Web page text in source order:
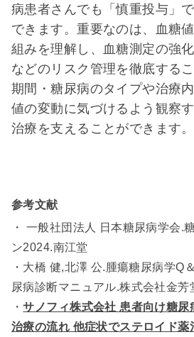
病患者さんでも「慎重投与」
できます。重要なのは、血糖
組みを理解し、血糖測定の強
などのリスク管理を徹底する
期間・糖尿病のタイプや治療
値の変動に気づけるよう観察
治療を支えることができます。
参考文献
・ 一般社団法人 日本糖尿病学会.
ン2024.南江堂
・大橋 健,北澤 公.腫瘍糖尿病学Q
尿病診断マニュアル.株式会社金芳
・サノフィ株式会社 患者向け糖尿
治療の流れ 他症状でステロイド